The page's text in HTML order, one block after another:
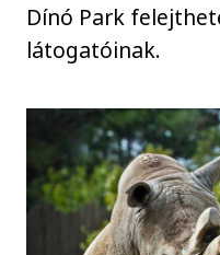
Dínó Park
látogatóinak.